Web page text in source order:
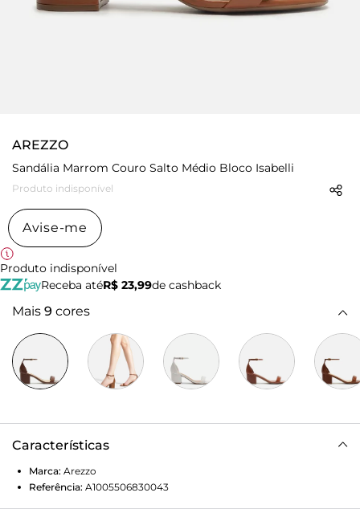
AREZZO
Sandália Marrom Couro Salto Médio Bloco Isabelli
Produto indisponível
Avise-me
Produto indisponível
Receba atéR$ 23,99de cashback
Mais 9 cores
Características
Marca: Arezzo
Referência: A1005506830043